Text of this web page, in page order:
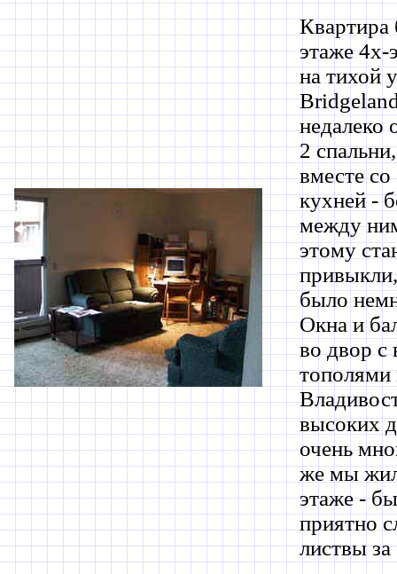
Квартира
этаже 4х-
на тихой
недалеко
2
вместе
кухней -
между
этому
было
Окна и
во двор с
тополями
высоких
очень
же мы
этаже -
приятно
листвы